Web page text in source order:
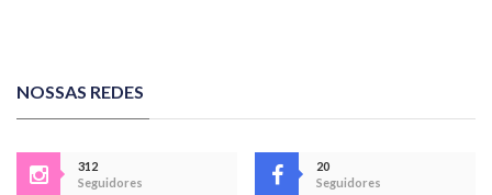
NOSSAS REDES
312
Seguidores
20
Seguidores